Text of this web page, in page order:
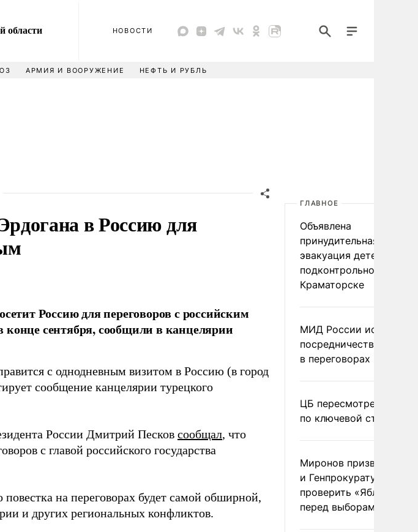
области
НОВОСТИ
АРМИЯ И ВООРУЖЕНИЕ НЕФТЬ И РУБЛЬ
в Россию для
Россию для переговоров с российским
сентября, сообщили в канцелярии
с однодневным визитом в Россию (в город
сообщение канцелярии турецкого
России Дмитрий Песков сообщал, что
с главой российского государства
на переговорах будет самой обширной,
и других региональных конфликтов.
ГЛАВНОЕ
Объявлена
принудительная
эвакуация детей в
подконтрольном Киеву
Краматорске
МИД России исключил
посредничество
в переговорах по
ЦБ пересмотрел
по ключевой ставке
Миронов призвал
и Генпрокуратуру
проверить «Яблоко»
перед выборами